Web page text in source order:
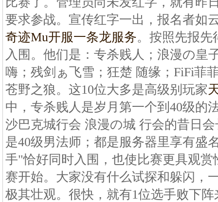
要求参战。宣传红字一出，报名者如
奇迹Mu开服一条龙服务。按照先报先
入围。他们是：专杀贱人；浪漫の皇
嗨；残剑ぁ飞雪；狂楚 随缘；FiFi菲
苍野之狼。这10位大多是高级别玩家
中，专杀贱人是岁月第一个到40级的
沙巴克城行会 浪漫の城 行会的昔日
是40级男法师；都是服务器里享有盛
手"恰好同时入围，也使比赛更具观
赛开始。大家没有什么试探和躲闪，
极其壮观。很快，就有1位选手败下阵